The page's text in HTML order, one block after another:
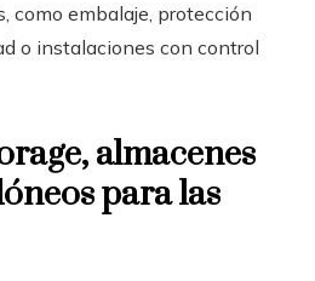
como embalaje, protección
o instalaciones con control
almacenes
para las